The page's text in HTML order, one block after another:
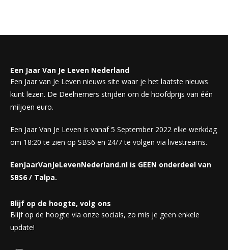
Een Jaar Van Je Leven Nederland
Een Jaar van Je Leven nieuws site waar je het laatste nieuws
kunt lezen. De Deelnemers strijden om de hoofdprijs van één
miljoen euro.
Een Jaar Van Je Leven is vanaf 5 September 2022 elke werkdag
om 18:20 te zien op SBS6 en 24/7 te volgen via livestreams.
EenJaarVanJeLevenNederland.nl is GEEN onderdeel van
SBS6 / Talpa.
Blijf op de hoogte, volg ons
Blijf op de hoogte via onze socials, zo mis je geen enkele
update!